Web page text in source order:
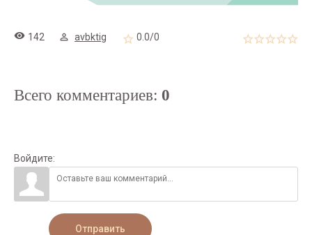
142 avbktig 0.0/0
Всего комментариев: 0
Войдите:
Отправить